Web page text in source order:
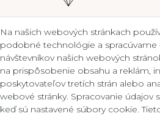
Certifikát kvality
Kontakt
Na našich webových stránkach
podobné technológie a spracúvame
návštevníkov našich webových
na prispôsobenie obsahu a reklám,
poskytovateľov tretích strán alebo
webové stránky. Spracovanie údajov
keď sú nastavené súbory cookie.